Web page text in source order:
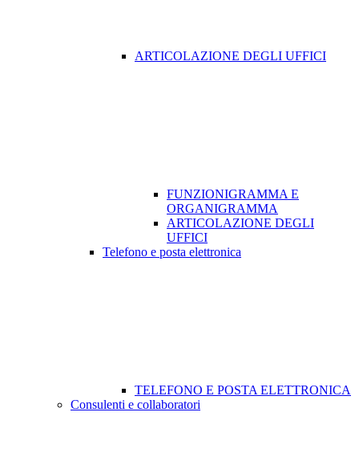
ARTICOLAZIONE DEGLI UFFICI
FUNZIONIGRAMMA E
ORGANIGRAMMA
ARTICOLAZIONE DEGLI
UFFICI
Telefono e posta elettronica
TELEFONO E POSTA ELETTRONICA
Consulenti e collaboratori